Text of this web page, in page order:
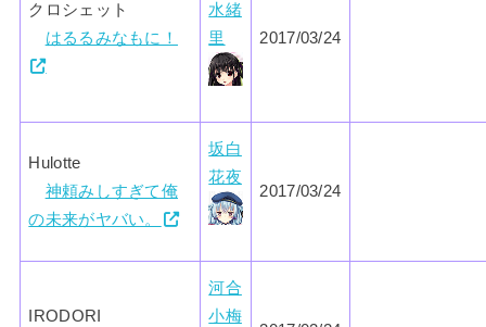
クロシェット
はるるみなもに！
水緒
里
2017/03/24
Hulotte
神頼みしすぎて俺
の未来がヤバい。
坂白
花夜
2017/03/24
IRODORI
河合
小梅